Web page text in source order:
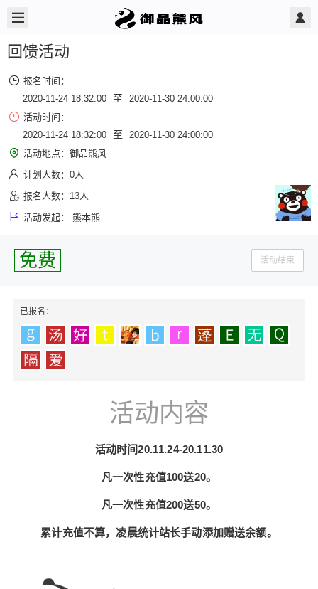
回馈活动
报名时间：
2020-11-24 18:32:00
至
2020-11-30 24:00:00
活动时间：
2020-11-24 18:32:00
至
2020-11-30 24:00:00
活动地点： 御品熊风
计划人数： 0人
报名人数： 13人
活动发起： -熊本熊-
免费 活动结束
已报名：
活动内容
活动时间20.11.24-20.11.30
凡一次性充值100送20。
凡一次性充值200送50。
累计充值不算，凌晨统计站长手动添加赠送余额。